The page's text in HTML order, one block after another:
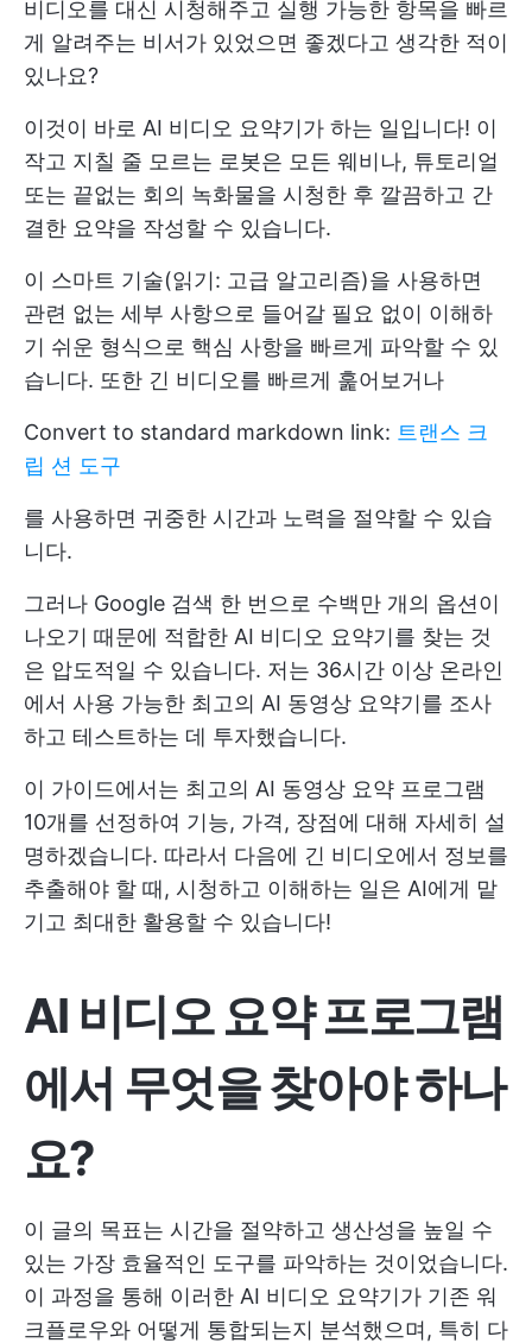
비디오를 대신 시청해주고 실행 가능한 항목을 빠르
게 알려주는 비서가 있었으면 좋겠다고 생각한 적이
있나요?
이것이 바로 AI 비디오 요약기가 하는 일입니다! 이
작고 지칠 줄 모르는 로봇은 모든 웨비나, 튜토리얼
또는 끝없는 회의 녹화물을 시청한 후 깔끔하고 간
결한 요약을 작성할 수 있습니다.
이 스마트 기술(읽기: 고급 알고리즘)을 사용하면
관련 없는 세부 사항으로 들어갈 필요 없이 이해하
기 쉬운 형식으로 핵심 사항을 빠르게 파악할 수 있
습니다. 또한 긴 비디오를 빠르게 훑어보거나
Convert to standard markdown link: 트랜스 크
립 션 도구
를 사용하면 귀중한 시간과 노력을 절약할 수 있습
니다.
그러나 Google 검색 한 번으로 수백만 개의 옵션이
나오기 때문에 적합한 AI 비디오 요약기를 찾는 것
은 압도적일 수 있습니다. 저는 36시간 이상 온라인
에서 사용 가능한 최고의 AI 동영상 요약기를 조사
하고 테스트하는 데 투자했습니다.
이 가이드에서는 최고의 AI 동영상 요약 프로그램
10개를 선정하여 기능, 가격, 장점에 대해 자세히 설
명하겠습니다. 따라서 다음에 긴 비디오에서 정보를
추출해야 할 때, 시청하고 이해하는 일은 AI에게 맡
기고 최대한 활용할 수 있습니다!
AI 비디오 요약 프로그램
에서 무엇을 찾아야 하나
요?
이 글의 목표는 시간을 절약하고 생산성을 높일 수
있는 가장 효율적인 도구를 파악하는 것이었습니다.
이 과정을 통해 이러한 AI 비디오 요약기가 기존 워
크플로우와 어떻게 통합되는지 분석했으며, 특히 다